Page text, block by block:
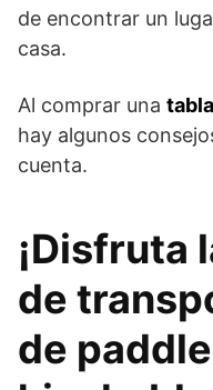
de encontrar un
casa.
Al comprar una
hay algunos
cuenta.
¡Disfruta
de
de